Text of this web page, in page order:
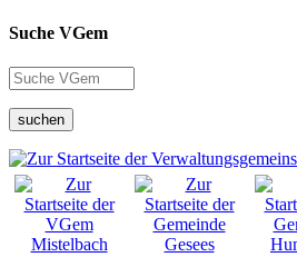
Suche VGem
suchen